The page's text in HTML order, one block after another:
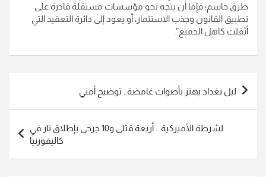
طرق حاسم؛ فإما أن يتجه نحو مؤسسات مستقلة قادرة على
تطبيق القانون وجذب الاستثمار، أو يعود إلى دائرة التعقيد التي
أثقلت كاهل الجميع”.
تصفّح
المقالات
ليل بغداد يهتز بأصوات غامضة.. توضيح أمني
لشرطة الأميركية .. أربعة قتلى و10 جرحى بإطلاق نار في
كاليفورنيا